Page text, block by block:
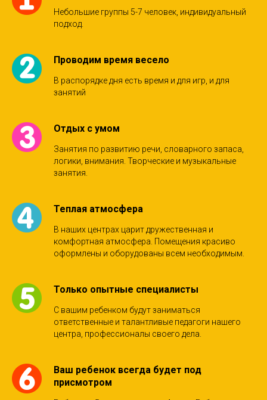
Небольшие группы 5-7 человек, индивидуальный
подход.
Проводим время весело
В распорядке дня есть время и для игр, и для
занятий
Отдых с умом
Занятия по развитию речи, словарного запаса,
логики, внимания. Творческие и музыкальные
занятия.
Теплая атмосфера
В наших центрах царит дружественная и
комфортная атмосфера. Помещения красиво
оформлены и оборудованы всем необходимым.
Только опытные специалисты
С вашим ребенком будут заниматься
ответственные и талантливые педагоги нашего
центра, профессионалы своего дела.
Ваш ребенок всегда будет под
присмотром